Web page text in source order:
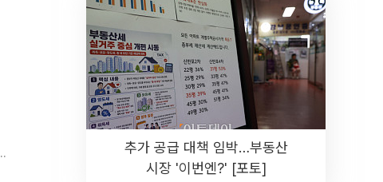
추가 공급 대책 임박…부동산
시장 '이번엔?' [포토]